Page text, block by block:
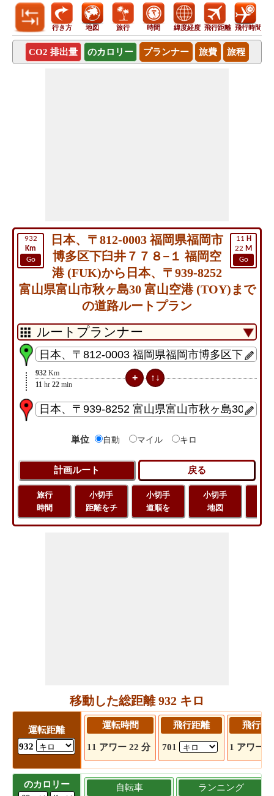
行き方 地図 旅行 時間 緯度経度 飛行距離 飛行時間
CO2 排出量 のカロリー プランナー 旅費 旅程
932
Km
Go
11 H
22 M
Go
日本、〒812-0003 福岡県福岡市
博多区下臼井７７８−１ 福岡空
港 (FUK)から日本、〒939-8252
富山県富山市秋ヶ島30 富山空港 (TOY)まで
の道路ルートプラン
932 Km
11 hr 22 min
単位 自動 マイル キロ
旅行
時間
小切手
距離をチ
小切手
道順を
小切手
地図
移動した総距離 932 キロ
運転距離
932
運転時間
11 アワー 22 分
飛行距離
701
飛行時
1 アワー
のカロリー
自転車
ランニング